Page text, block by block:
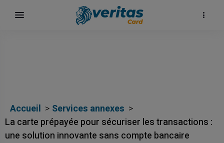
Accueil
Services annexes
La carte prépayée pour sécuriser les transactions :
une solution innovante sans compte bancaire